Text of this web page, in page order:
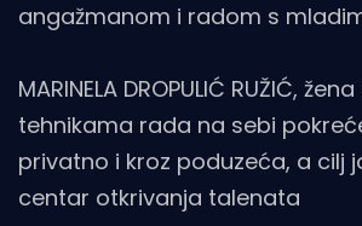
angažmanom i radom s
MARINELA DROPULIĆ RUŽIĆ,
tehnikama rada na sebi
privatno i kroz poduzeća, a cilj
centar otkrivanja talenata